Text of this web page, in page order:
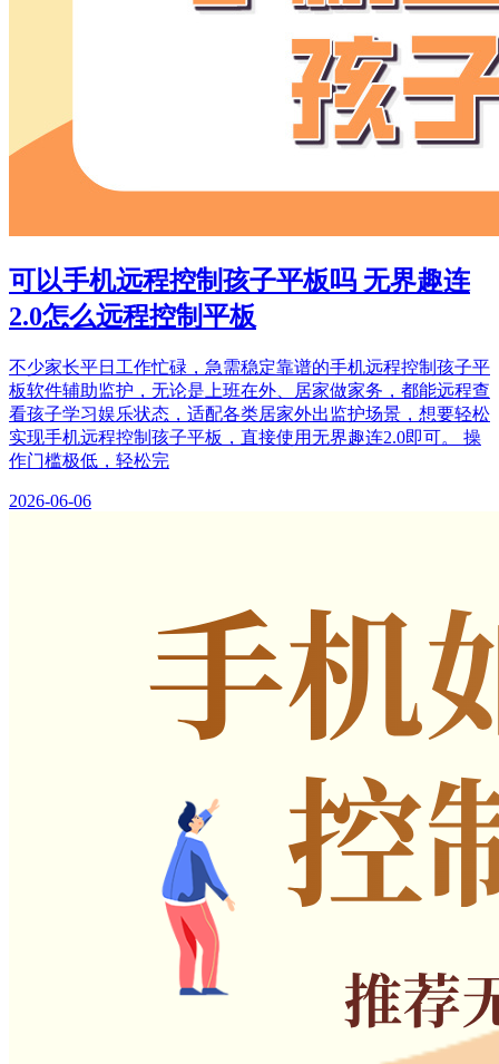
可以手机远程控制孩子平板吗 无界趣连
2.0怎么远程控制平板
不少家长平日工作忙碌，急需稳定靠谱的手机远程控制孩子平
板软件辅助监护，无论是上班在外、居家做家务，都能远程查
看孩子学习娱乐状态，适配各类居家外出监护场景，想要轻松
实现手机远程控制孩子平板，直接使用无界趣连2.0即可。 操
作门槛极低，轻松完
2026-06-06